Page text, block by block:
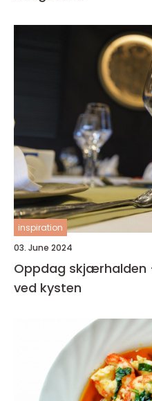
inspiration
03. June 2024
Oppdag skjærhalden
ved kysten